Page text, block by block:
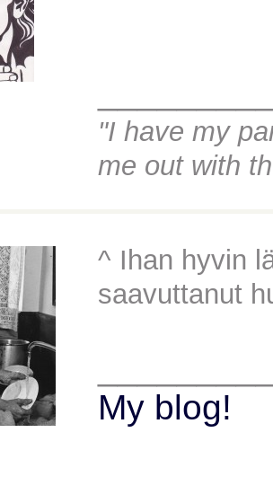
"I have my
me out with
^ Ihan hyvin
saavuttanut
My blog!